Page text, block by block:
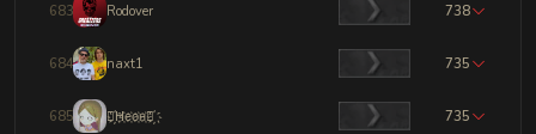
683 Rodover 738
684 naxt1 735
685 ☭҉Н҉е҉о҉н҉☭҉ 735